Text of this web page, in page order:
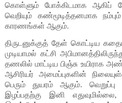
கொள்ளும் போக்கிடமாக ஆகிப்
வெறியும் கண்மூடித்தனமாக
காரணங்கள் ஆகும்.
திருடனுக்குத் தேள் கொட்டிய
முடியாமல் கட்சி
தணலில் மாட்டிய பிஞ்சு உயிராக
ஆசிரியர் அமைப்புகளின்
பெரும் துயரம் ஆகும். வெறுப்பு
இழப்பதற்கு இனி